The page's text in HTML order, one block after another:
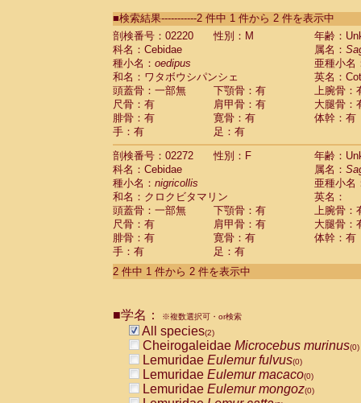
CebidaeSaguinus labiatus(0)
Cebidae Saguinus leucopus (0)
Cebidae
Cebidae
CebidaeSaguinus nigricollis (1)
Cebidae Saguinus oedipus
Cebidae Saguinus weddelli
Cebidae Saguinusspp.
Cebidae Aotus trivirgatus
Cebidae Cebus albifrons
Cebidae
CebidaeCebus capucinus
CebidaeCebus nigrivittatus
Cebidae Cebusspp.(0)
Cebidae Saimiri boliviensis
Cebidae Saimiri sciureus
Atelidae Alouatta caraya
AtelidaeAlouatta fusca
AtelidaeAlouatta seniculus
AtelidaeAteles belzebuth
AtelidaeAteles geoffroyi
AtelidaeAteles paniscus(0)
AtelidaeAtelesspp. (0)
AtelidaeLagothrix lagothricha
AtelidaeLagothrix lagothricha cana
PitheciidaeCacajao calvus
■検索結果-----------2 件中 1 件から 2 件を表示中
剖検番号：02220
性別：M
年齢：
科名：Cebidae
属名：
種小名： oedipus
亜種小名
和名：ワタボウシパンシェ
英名：
頭蓋骨：一部無
下顎骨：有
上腕骨：
尺骨：有
肩甲骨：有
大腿骨：
腓骨：有
寛骨：有
体幹：有
手：有
足：有
剖検番号：02272
性別：F
年齢：
科名：Cebidae
属名：
種小名： nigricollis
亜種小名
和名：クロクビタマリン
英名：
頭蓋骨：一部無
下顎骨：有
上腕骨：
尺骨：有
肩甲骨：有
大腿骨：
腓骨：有
寛骨：有
体幹：有
手：有
足：有
2 件中 1 件から 2 件を表示中
■学名： ※複数選択可・or検索
All species(2)
Cheirogaleidae Microcebus murinus(0)
Lemuridae Eulemur fulvus(0)
Lemuridae Eulemur macaco(0)
Lemuridae Eulemur mongoz(0)